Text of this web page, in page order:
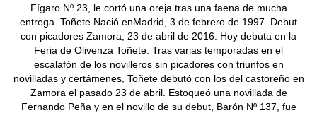
Fígaro Nº 23, le cortó una oreja tras una faena de mucha
entrega. Toñete Nació enMadrid, 3 de febrero de 1997. Debut
con picadores Zamora, 23 de abril de 2016. Hoy debuta en la
Feria de Olivenza Toñete. Tras varias temporadas en el
escalafón de los novilleros sin picadores con triunfos en
novilladas y certámenes, Toñete debutó con los del castoreño en
Zamora el pasado 23 de abril. Estoqueó una novillada de
Fernando Peña y en el novillo de su debut, Barón Nº 137, fue